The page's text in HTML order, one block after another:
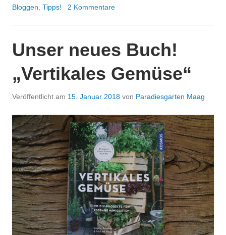
ÜBER
Bloggen Tipps! 2 Kommentare
Unser neues Buch!
„Vertikales Gemüse“
Veröffentlicht am 15. Januar 2018 von Paradiesgarten Maag